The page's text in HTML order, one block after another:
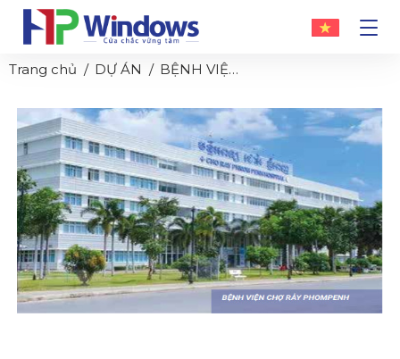
Trang chủ DỰ ÁN BỆNH VIỆN CHỢ RẪY PHNOMPENH